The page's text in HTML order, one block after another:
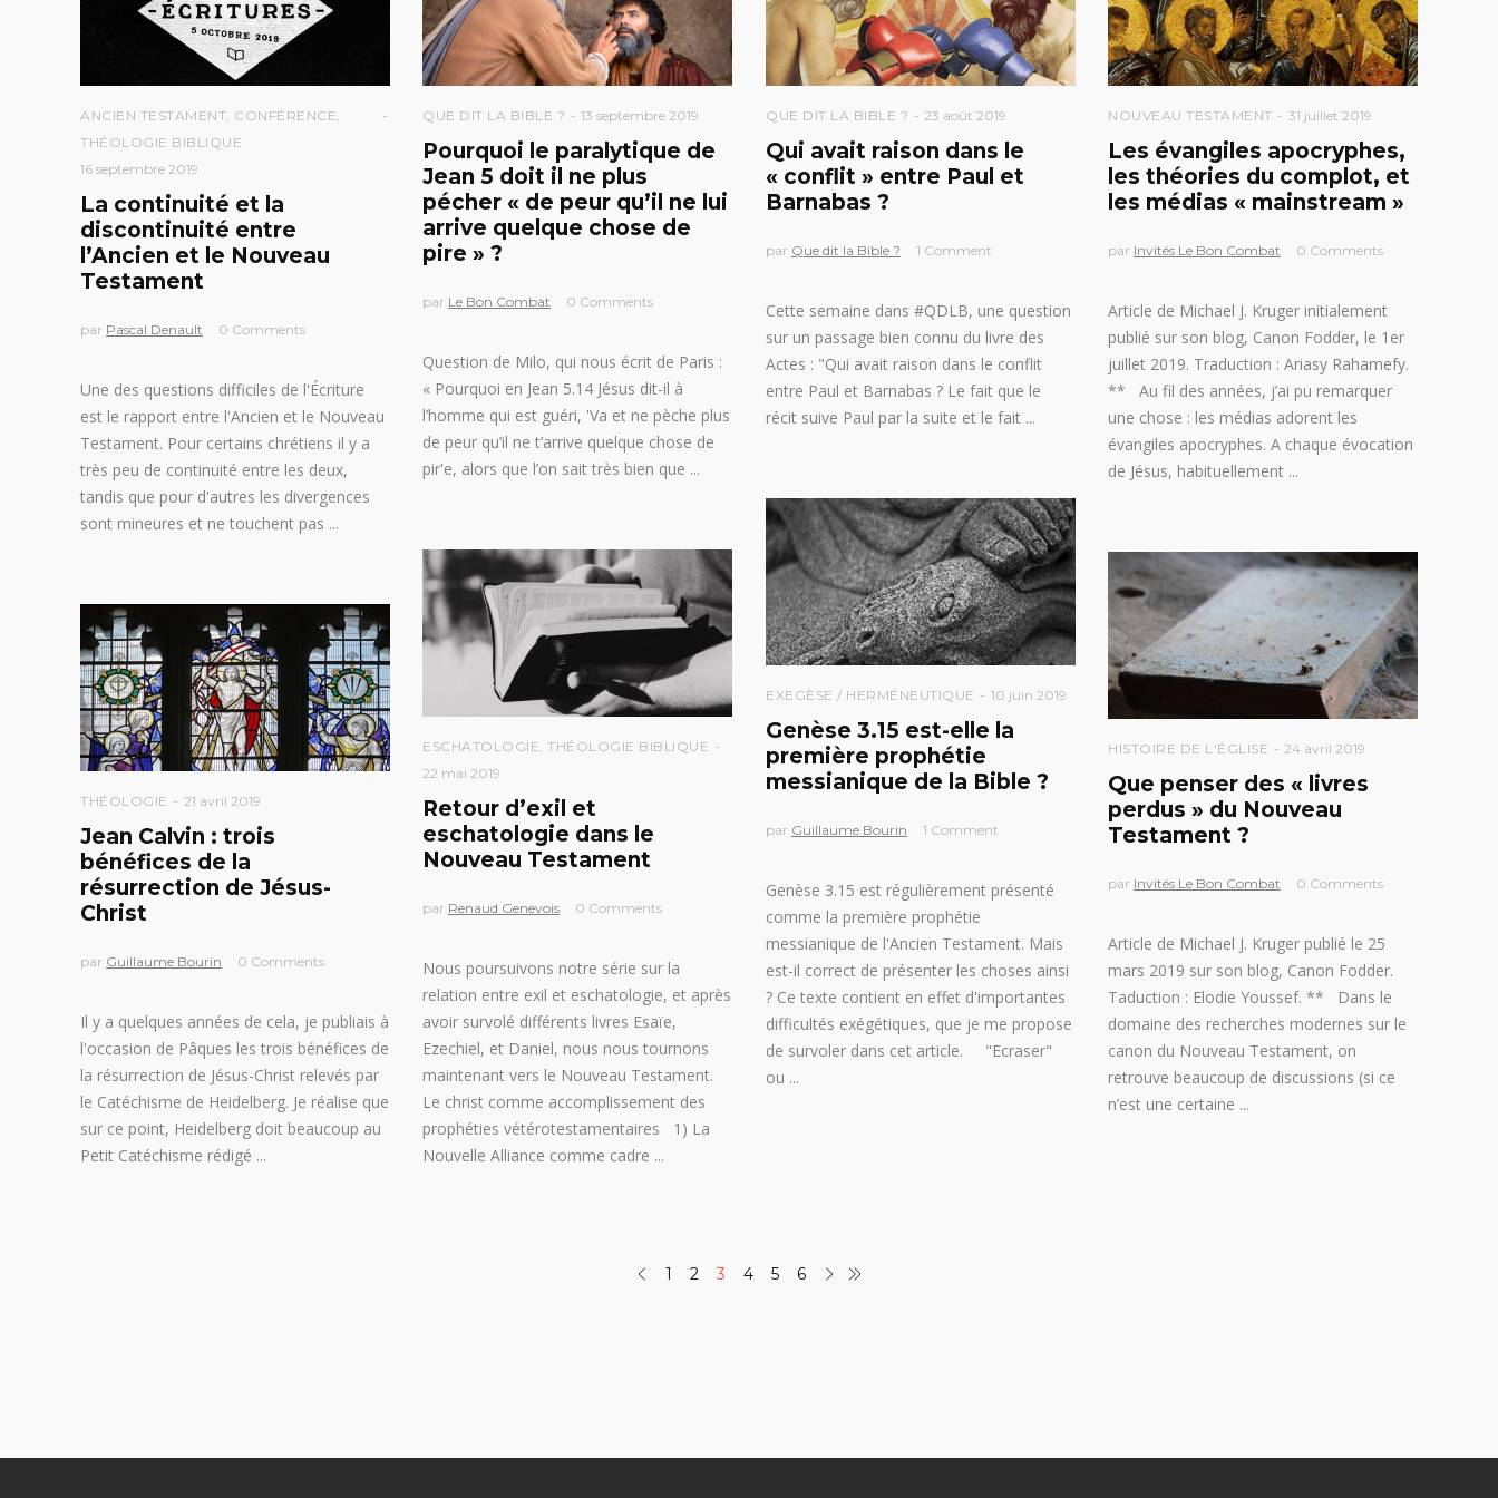
ANCIEN TESTAMENT, CONFÉRENCE,
THÉOLOGIE BIBLIQUE
16 septembre 2019
La continuité et la
discontinuité entre
l’Ancien et le Nouveau
Testament
par Pascal Denault 0 Comments
Une des questions difficiles de l'Écriture
est le rapport entre l'Ancien et le Nouveau
Testament. Pour certains chrétiens il y a
très peu de continuité entre les deux,
tandis que pour d'autres les divergences
sont mineures et ne touchent pas
QUE DIT LA BIBLE ? 13 septembre 2019
Pourquoi le paralytique de
Jean 5 doit il ne plus
pécher « de peur qu’il ne lui
arrive quelque chose de
pire » ?
par Le Bon Combat 0 Comments
Question de Milo, qui nous écrit de Paris :
« Pourquoi en Jean 5.14 Jésus dit-il à
l’homme qui est guéri, 'Va et ne pèche plus
de peur qu’il ne t’arrive quelque chose de
pir'e, alors que l’on sait très bien que
QUE DIT LA BIBLE ? 23 août 2019
Qui avait raison dans le
« conflit » entre Paul et
Barnabas ?
par Que dit la Bible ? 1 Comment
Cette semaine dans #QDLB, une question
sur un passage bien connu du livre des
Actes : "Qui avait raison dans le conflit
entre Paul et Barnabas ? Le fait que le
récit suive Paul par la suite et le fait
NOUVEAU TESTAMENT 31 juillet 2019
Les évangiles apocryphes,
les théories du complot, et
les médias « mainstream »
par Invités Le Bon Combat 0 Comments
Article de Michael J. Kruger initialement
publié sur son blog, Canon Fodder, le 1er
juillet 2019. Traduction : Ariasy Rahamefy.
** Au fil des années, j’ai pu remarquer
une chose : les médias adorent les
évangiles apocryphes. A chaque évocation
de Jésus, habituellement
EXEGÈSE / HERMÉNEUTIQUE 10 juin 2019
Genèse 3.15 est-elle la
première prophétie
messianique de la Bible ?
par Guillaume Bourin 1 Comment
Genèse 3.15 est régulièrement présenté
comme la première prophétie
messianique de l'Ancien Testament. Mais
est-il correct de présenter les choses ainsi
? Ce texte contient en effet d'importantes
difficultés exégétiques, que je me propose
de survoler dans cet article. "Ecraser"
ou
ESCHATOLOGIE, THÉOLOGIE BIBLIQUE
22 mai 2019
Retour d’exil et
eschatologie dans le
Nouveau Testament
par Renaud Genevois 0 Comments
Nous poursuivons notre série sur la
relation entre exil et eschatologie, et après
avoir survolé différents livres Esaïe,
Ezechiel, et Daniel, nous nous tournons
maintenant vers le Nouveau Testament.
Le christ comme accomplissement des
prophéties vétérotestamentaires 1) La
Nouvelle Alliance comme cadre
HISTOIRE DE L'ÉGLISE 24 avril 2019
Que penser des « livres
perdus » du Nouveau
Testament ?
par Invités Le Bon Combat 0 Comments
Article de Michael J. Kruger publié le 25
mars 2019 sur son blog, Canon Fodder.
Taduction : Elodie Youssef. ** Dans le
domaine des recherches modernes sur le
canon du Nouveau Testament, on
retrouve beaucoup de discussions (si ce
n’est une certaine
THÉOLOGIE 21 avril 2019
Jean Calvin : trois
bénéfices de la
résurrection de Jésus-
Christ
par Guillaume Bourin 0 Comments
Il y a quelques années de cela, je publiais à
l'occasion de Pâques les trois bénéfices de
la résurrection de Jésus-Christ relevés par
le Catéchisme de Heidelberg. Je réalise que
sur ce point, Heidelberg doit beaucoup au
Petit Catéchisme rédigé
1 2 3 4 5 6